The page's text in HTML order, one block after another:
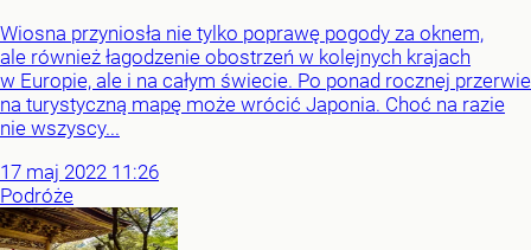
Wiosna przyniosła nie tylko poprawę pogody za oknem,
ale również łagodzenie obostrzeń w kolejnych krajach
w Europie, ale i na całym świecie. Po ponad rocznej przerwie
na turystyczną mapę może wrócić Japonia. Choć na razie
nie wszyscy...
17 maj 2022 11:26
Podróże